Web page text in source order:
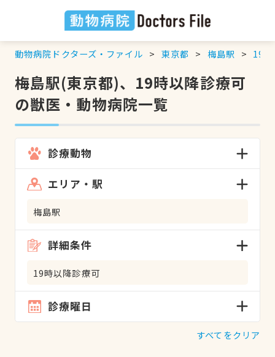
動物病院ドクターズ・ファイル 東京都 梅島駅 19
梅島駅(東京都)、19時以降診療可
の獣医・動物病院一覧
診療動物
エリア・駅
梅島駅
詳細条件
19時以降診療可
診療曜日
すべてをクリア